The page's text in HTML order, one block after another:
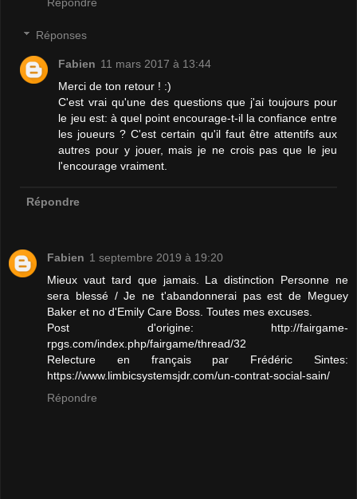
Réponses
Fabien 11 mars 2017 à 13:44
Merci de ton retour ! :)
C'est vrai qu'une des questions que j'ai toujours pour
le jeu est: à quel point encourage-t-il la confiance entre
les joueurs ? C'est certain qu'il faut être attentifs aux
autres pour y jouer, mais je ne crois pas que le jeu
l'encourage vraiment.
Répondre
Fabien 1 septembre 2019 à 19:20
Mieux vaut tard que jamais. La distinction Personne ne
sera blessé / Je ne t'abandonnerai pas est de Meguey
Baker et no d'Emily Care Boss. Toutes mes excuses.
Post d'origine: http://fairgame-
rpgs.com/index.php/fairgame/thread/32
Relecture en français par Frédéric Sintes:
https://www.limbicsystemsjdr.com/un-contrat-social-sain/
Répondre